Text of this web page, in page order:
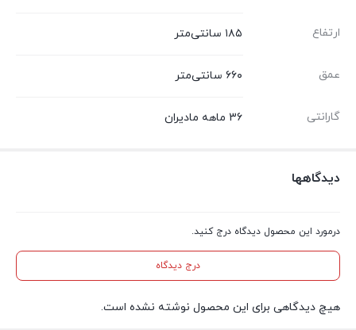
ارتفاع ۱۸۵ سانتی‌متر
عمق ۶۶۰ سانتی‌متر
گارانتی 36 ماهه مادیران
دیدگاهها
درمورد این محصول دیدگاه درج کنید.
درج دیدگاه
هیچ دیدگاهی برای این محصول نوشته نشده است.